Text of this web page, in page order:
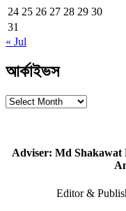
24 25 26 27 28 29 30
31
« Jul
আর্কাইভস
আর্কাইভস
Adviser: Md Shakawat
Editor &